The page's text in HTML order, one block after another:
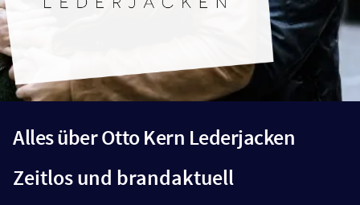
Alles über Otto Kern Lederjacken
Zeitlos und brandaktuell